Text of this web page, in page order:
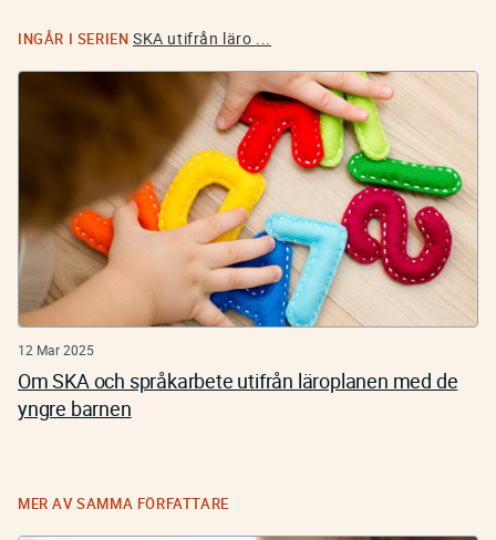
INGÅR I SERIEN SKA utifrån läro ...
12 Mar 2025
Om SKA och språkarbete utifrån läroplanen med de
yngre barnen
MER AV SAMMA FÖRFATTARE